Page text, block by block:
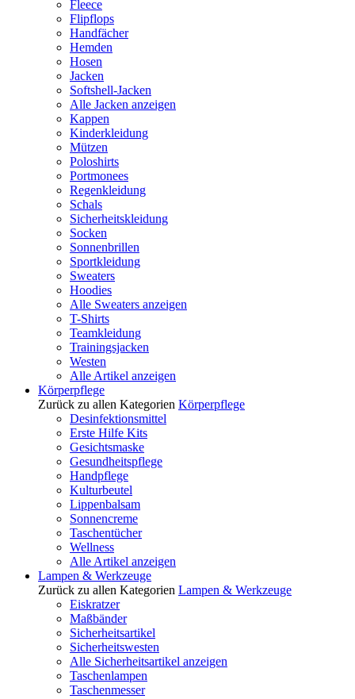
Fleece
Flipflops
Handfächer
Hemden
Hosen
Jacken
Softshell-Jacken
Alle Jacken anzeigen
Kappen
Kinderkleidung
Mützen
Poloshirts
Portmonees
Regenkleidung
Schals
Sicherheitskleidung
Socken
Sonnenbrillen
Sportkleidung
Sweaters
Hoodies
Alle Sweaters anzeigen
T-Shirts
Teamkleidung
Trainingsjacken
Westen
Alle Artikel anzeigen
Körperpflege
Zurück zu allen Kategorien Körperpflege
Desinfektionsmittel
Erste Hilfe Kits
Gesichtsmaske
Gesundheitspflege
Handpflege
Kulturbeutel
Lippenbalsam
Sonnencreme
Taschentücher
Wellness
Alle Artikel anzeigen
Lampen & Werkzeuge
Zurück zu allen Kategorien Lampen & Werkzeuge
Eiskratzer
Maßbänder
Sicherheitsartikel
Sicherheitswesten
Alle Sicherheitsartikel anzeigen
Taschenlampen
Taschenmesser